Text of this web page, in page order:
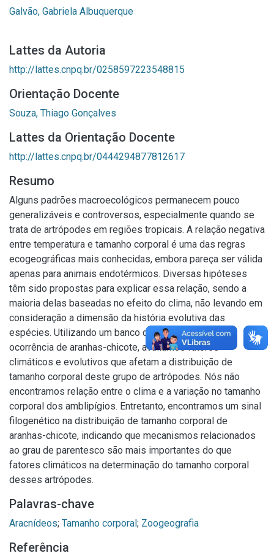
Galvão, Gabriela Albuquerque
Lattes da Autoria
http://lattes.cnpq.br/0258597223548815
Orientação Docente
Souza, Thiago Gonçalves
Lattes da Orientação Docente
http://lattes.cnpq.br/0444294877812617
Resumo
Alguns padrões macroecológicos permanecem pouco
generalizáveis e controversos, especialmente quando se
trata de artrópodes em regiões tropicais. A relação negativa
entre temperatura e tamanho corporal é uma das regras
ecogeográficas mais conhecidas, embora pareça ser válida
apenas para animais endotérmicos. Diversas hipóteses
têm sido propostas para explicar essa relação, sendo a
maioria delas baseadas no efeito do clima, não levando em
consideração a dimensão da história evolutiva das
espécies. Utilizando um banco de dados globais de
ocorrência de aranhas-chicote, avaliamos fatores
climáticos e evolutivos que afetam a distribuição de
tamanho corporal deste grupo de artrópodes. Nós não
encontramos relação entre o clima e a variação no tamanho
corporal dos amblipígios. Entretanto, encontramos um sinal
filogenético na distribuição de tamanho corporal de
aranhas-chicote, indicando que mecanismos relacionados
ao grau de parentesco são mais importantes do que
fatores climáticos na determinação do tamanho corporal
desses artrópodes.
Palavras-chave
Aracnídeos; Tamanho corporal; Zoogeografia
Referência